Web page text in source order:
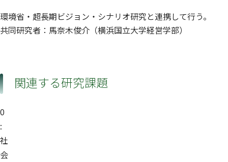
環境省・超長期ビジョン・シナリオ研究と連携して行う。
共同研究者：馬奈木俊介（横浜国立大学経営学部）
関連する研究課題
0
:
社
会